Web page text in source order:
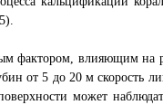
фактором, влияющим на
от 5 до 20 м скорость
может